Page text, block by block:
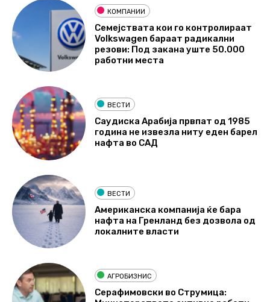
КОМПАНИИ
Семејствата кои го контролираат
Volkswagen бараат радикални
резови: Под закана уште 50.000
работни места
ВЕСТИ
Саудиска Арабија првпат од 1985
година не извезла ниту еден барел
нафта во САД
ВЕСТИ
Американска компанија ќе бара
нафта на Гренланд без дозвола од
локалните власти
АГРОБИЗНИС
Серафимовски во Струмица: